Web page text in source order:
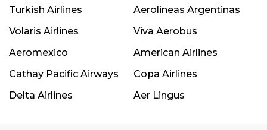
Turkish Airlines
Aerolineas Argentinas
Volaris Airlines
Viva Aerobus
Aeromexico
American Airlines
Cathay Pacific Airways
Copa Airlines
Delta Airlines
Aer Lingus